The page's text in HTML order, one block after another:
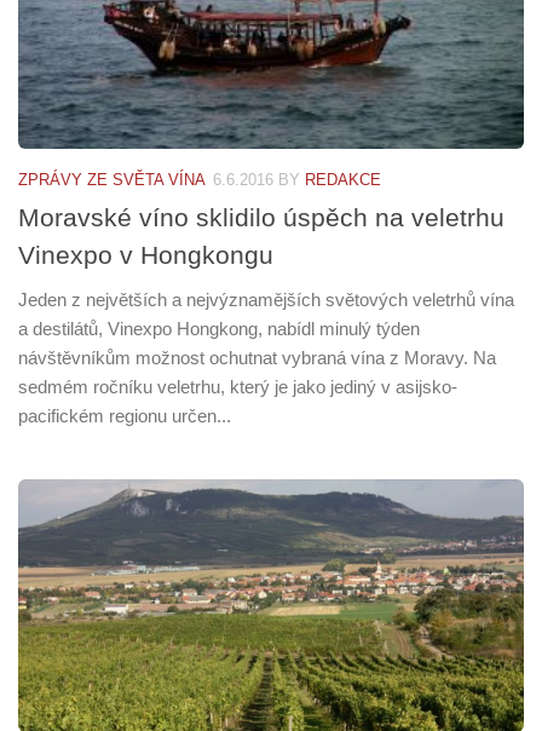
ZPRÁVY ZE SVĚTA VÍNA 6.6.2016 BY REDAKCE
Moravské víno sklidilo úspěch na veletrhu
Vinexpo v Hongkongu
Jeden z největších a nejvýznamějších světových veletrhů vína
a destilátů, Vinexpo Hongkong, nabídl minulý týden
návštěvníkům možnost ochutnat vybraná vína z Moravy. Na
sedmém ročníku veletrhu, který je jako jediný v asijsko-
pacifickém regionu určen...